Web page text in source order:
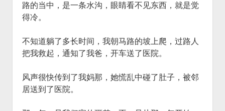
路的当中，是一条水沟，眼睛看不见东西，就是觉
得冷。
不知道躺了多长时间，我朝马路的坡上爬，过路人
把我救起，通知了我爸，开车送了医院。
风声很快传到了我妈那，她慌乱中碰了肚子，被邻
居送到了医院。